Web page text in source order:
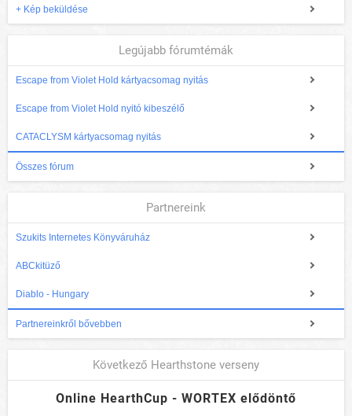
+ Kép beküldése
Legújabb fórumtémák
Escape from Violet Hold kártyacsomag nyitás
Escape from Violet Hold nyitó kibeszélő
CATACLYSM kártyacsomag nyitás
Összes fórum
Partnereink
Szukits Internetes Könyváruház
ABCkitüző
Diablo - Hungary
Partnereinkről bővebben
Következő Hearthstone verseny
Online HearthCup - WORTEX elődöntő